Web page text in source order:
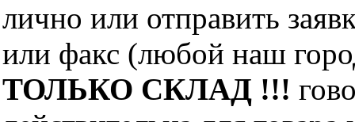
лично или отправить
или факс (любой наш
ТОЛЬКО СКЛАД !!!